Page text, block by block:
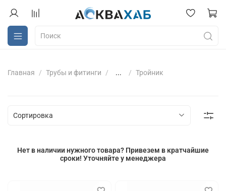
Главная Трубы и фитинги ... Тройник
Нет в наличии нужного товара? Привезем в кратчайшие
сроки! Уточняйте у менеджера